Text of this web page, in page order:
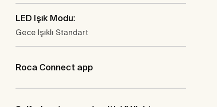
LED Işık Modu:
Gece Işıklı Standart
Roca Connect app